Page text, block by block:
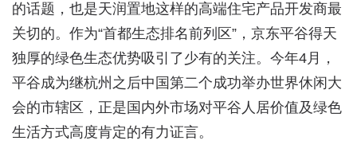
的话题，也是天润置地这样的高端住宅产品开发商最
关切的。作为“首都生态排名前列区”，京东平谷得天
独厚的绿色生态优势吸引了少有的关注。今年4月，
平谷成为继杭州之后中国第二个成功举办世界休闲大
会的市辖区，正是国内外市场对平谷人居价值及绿色
生活方式高度肯定的有力证言。